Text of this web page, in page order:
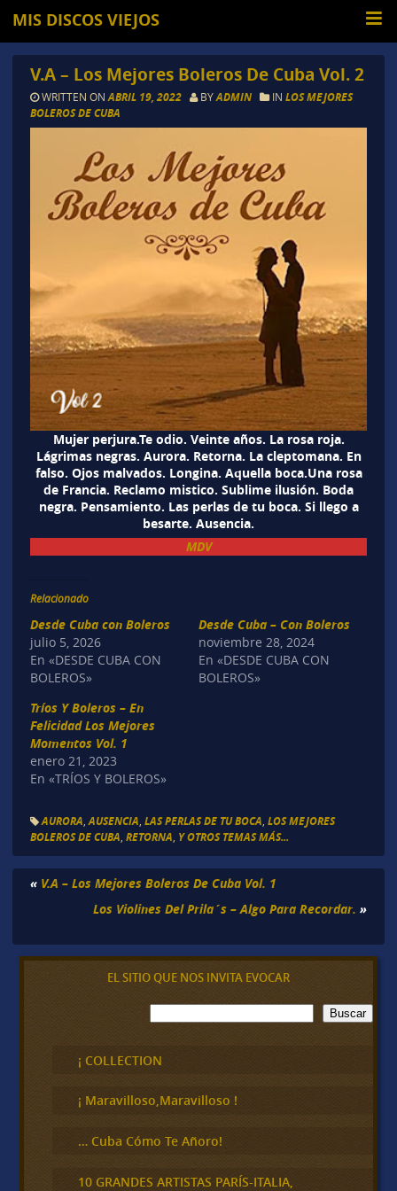
MIS DISCOS VIEJOS
V.A – Los Mejores Boleros De Cuba Vol. 2
WRITTEN ON ABRIL 19, 2022 BYADMIN IN LOS MEJORES
BOLEROS DE CUBA
Mujer perjura.Te odio. Veinte años. La rosa roja.
Lágrimas negras. Aurora. Retorna. La cleptomana. En
falso. Ojos malvados. Longina. Aquella boca.Una rosa
de Francia. Reclamo mistico. Sublime ilusión. Boda
negra. Pensamiento. Las perlas de tu boca. Si llego a
besarte. Ausencia.
MDV
Relacionado
Desde Cuba con Boleros
julio 5, 2026
En «DESDE CUBA CON
BOLEROS»
Desde Cuba – Con Boleros
noviembre 28, 2024
En «DESDE CUBA CON
BOLEROS»
Tríos Y Boleros – En
Felicidad Los Mejores
Momentos Vol. 1
enero 21, 2023
En «TRÍOS Y BOLEROS»
AURORA AUSENCIA LAS PERLAS DE TU BOCA LOS MEJORES
BOLEROS DE CUBA RETORNA Y OTROS TEMAS MÁS...
« V.A – Los Mejores Boleros De Cuba Vol. 1
Los Violines Del Prila´s – Algo Para Recordar. »
EL SITIO QUE NOS INVITA EVOCAR
B
u
c
a
Buscar
¡ COLLECTION
¡ Maravilloso,Maravilloso !
… Cuba Cómo Te Añoro!
10 GRANDES ARTISTAS PARÍS-ITALIA,